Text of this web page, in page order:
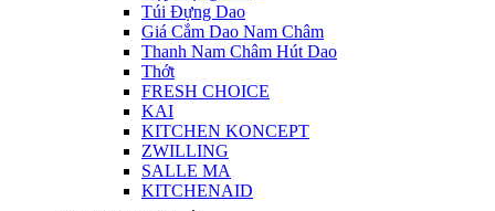
Túi Đựng Dao
Giá Cắm Dao Nam Châm
Thanh Nam Châm Hút Dao
Thớt
FRESH CHOICE
KAI
KITCHEN KONCEPT
ZWILLING
SALLE MA
KITCHENAID